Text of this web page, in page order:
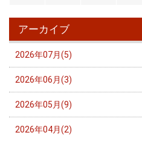
アーカイブ
2026年07月(5)
2026年06月(3)
2026年05月(9)
2026年04月(2)